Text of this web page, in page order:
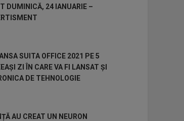
DUMINICĂ, 24 IANUARIE –
SUITA OFFICE 2021 PE 5
ZI ÎN CARE VA FI LANSAT ȘI
DE TEHNOLOGIE
AU CREAT UN NEURON